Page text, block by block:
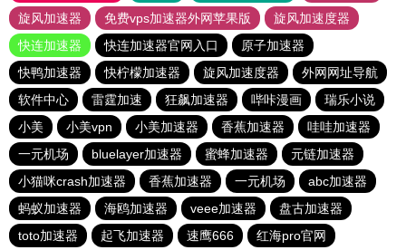
旋风加速器
免费vps加速器外网苹果版
旋风加速度器
快连加速器
快连加速器官网入口
原子加速器
快鸭加速器
快柠檬加速器 旋风加速度器
外网网址导航
软件中心
雷霆加速 狂飙加速器 哔咔漫画
瑞乐小说
小美
小美vpn 小美加速器 香蕉加速器
哇哇加速器
一元机场
bluelayer加速器 蜜蜂加速器
元链加速器
小猫咪crash加速器
香蕉加速器 一元机场
abc加速器
蚂蚁加速器
海鸥加速器 veee加速器
盘古加速器
toto加速器
起飞加速器 速鹰666 红海pro官网